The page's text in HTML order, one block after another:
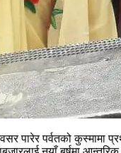
पारेर पर्वतको कुस्मामा